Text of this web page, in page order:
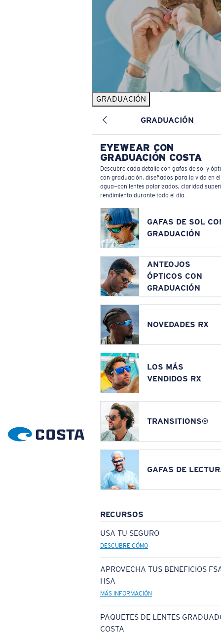
GRADUACIÓN
GRADUACIÓN
EYEWEAR CON
GRADUACIÓN COSTA
Descubre cada detalle con gafas de sol y
con graduación, diseñados para la vida en el
agua—con lentes polarizados, claridad
rendimiento durante todo el día.
GAFAS DE SOL
GRADUACIÓN
ANTEOJOS
ÓPTICOS CON
GRADUACIÓN
NOVEDADES RX
LOS MÁS
VENDIDOS RX
TRANSITIONS®
GAFAS DE
RECURSOS
USA TU SEGURO
DESCUBRE CÓMO
APROVECHA TUS BENEFICIOS
HSA
MÁS INFORMACIÓN
PAQUETES DE LENTES
COSTA